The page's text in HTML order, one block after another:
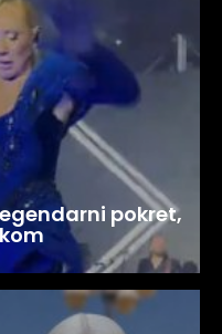
pokret,